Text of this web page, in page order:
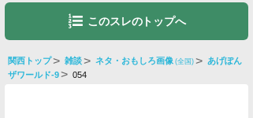
このスレのトップへ
関西トップ 雑談 ネタ・おもしろ画像 (全国) あげぽん
ザワールド-9 054